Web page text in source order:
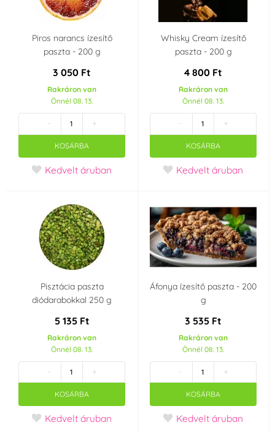
Piros narancs ízesítő
paszta - 200 g
3 050 Ft
Rakráron van
Önnél 08. 13.
- +
KOSÁRBA
Kedvelt áruban
Whisky Cream ízesítő
paszta - 200 g
4 800 Ft
Rakráron van
Önnél 08. 13.
- +
KOSÁRBA
Kedvelt áruban
Pisztácia paszta
diódarabokkal 250 g
5 135 Ft
Rakráron van
Önnél 08. 13.
- +
KOSÁRBA
Kedvelt áruban
Áfonya ízesítő paszta - 200
g
3 535 Ft
Rakráron van
Önnél 08. 13.
- +
KOSÁRBA
Kedvelt áruban